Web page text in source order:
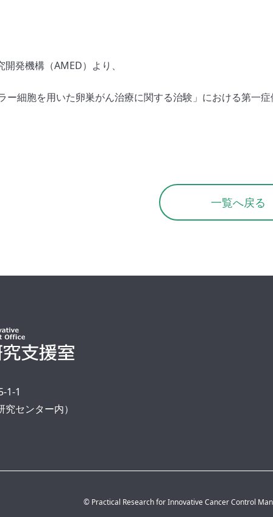
発機構（AMED）より、
ー細胞を用いた卵巣がん治療に関する治験」における第一症
一覧へ戻る
1-1
センター内）
© Practical Research for Innovative Cancer Control